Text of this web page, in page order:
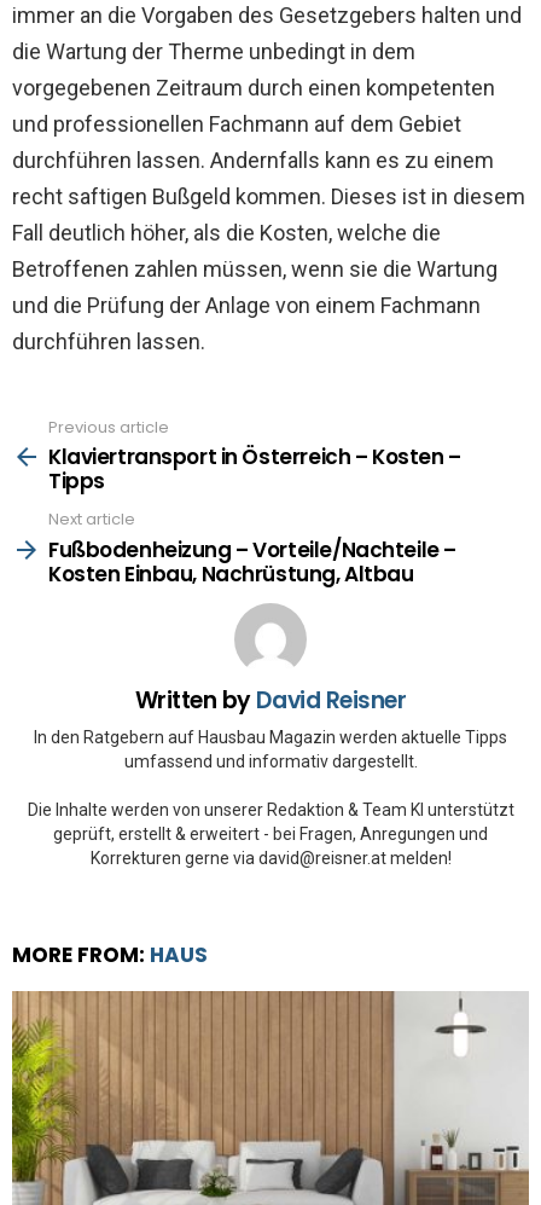
immer an die Vorgaben des Gesetzgebers halten und
die Wartung der Therme unbedingt in dem
vorgegebenen Zeitraum durch einen kompetenten
und professionellen Fachmann auf dem Gebiet
durchführen lassen. Andernfalls kann es zu einem
recht saftigen Bußgeld kommen. Dieses ist in diesem
Fall deutlich höher, als die Kosten, welche die
Betroffenen zahlen müssen, wenn sie die Wartung
und die Prüfung der Anlage von einem Fachmann
durchführen lassen.
more
Previous article
Klaviertransport in Österreich – Kosten –
Tipps
Next article
Fußbodenheizung – Vorteile/Nachteile –
Kosten Einbau, Nachrüstung, Altbau
Written byDavid Reisner
In den Ratgebern auf Hausbau Magazin werden aktuelle Tipps
umfassend und informativ dargestellt.
Die Inhalte werden von unserer Redaktion & Team KI unterstützt
geprüft, erstellt & erweitert - bei Fragen, Anregungen und
Korrekturen gerne via david@reisner.at melden!
MORE FROM: HAUS